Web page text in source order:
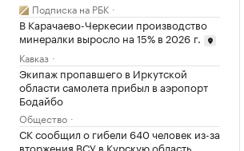
Подписка на РБК
В Карачаево-Черкесии производство
минералки выросло на 15% в 2026 г.
Кавказ
Экипаж пропавшего в Иркутской
области самолета прибыл в аэропорт
Бодайбо
Общество
СК сообщил о гибели 640 человек из-за
вторжения ВСУ в Курскую область